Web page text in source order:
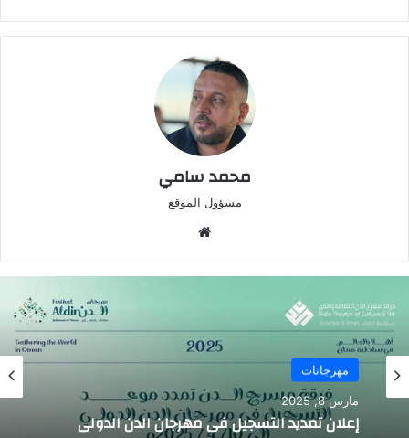
محمد سامي
مسؤول الموقع
مهرجانات
مارس 8, 2025
إعلان تمديد التسجيل في مهرجان الدن الدولي